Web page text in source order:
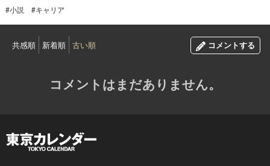
#小説 #キャリア
共感順 新着順 古い順 コメントする
コメントはまだありません。